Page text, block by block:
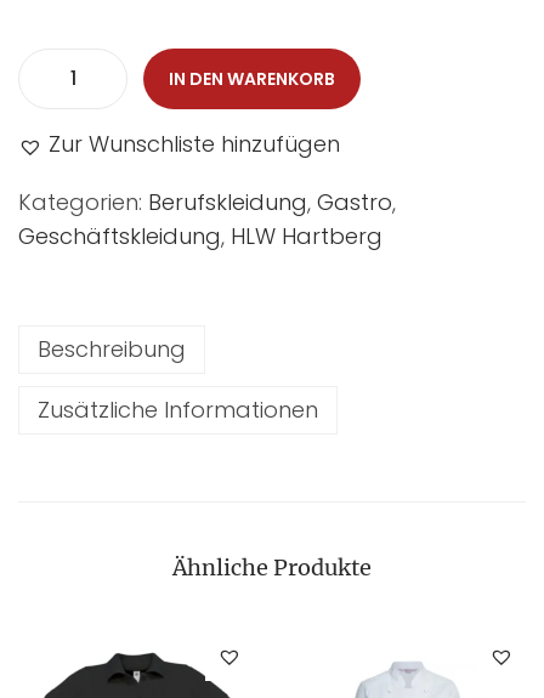
IN DEN WARENKORB
Zur Wunschliste hinzufügen
Kategorien: Berufskleidung, Gastro,
Geschäftskleidung, HLW Hartberg
Beschreibung
Zusätzliche Informationen
Ähnliche Produkte